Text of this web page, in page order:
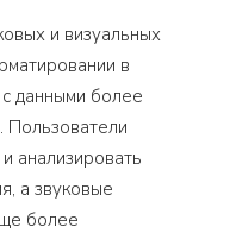
и визуальных
в
данными более
Пользователи
анализировать
а звуковые
более